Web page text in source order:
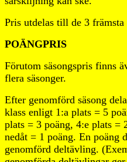
Pris utdelas till de 3 främsta
POÄNGPRIS
Förutom säsongspris finns
flera säsonger.
Efter genomförd säsong
klass enligt 1:a plats = 5
plats = 3 poäng, 4:e plats =
nedåt = 1 poäng. En poäng
genomförd deltävling.